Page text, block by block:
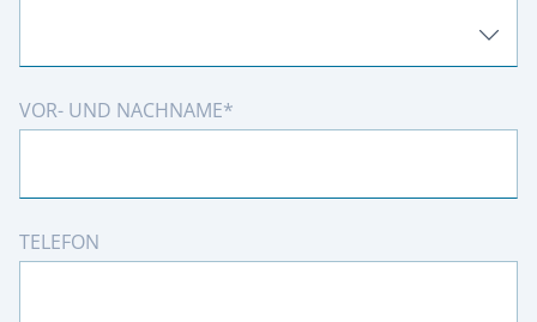
VOR- UND NACHNAME
TELEFON